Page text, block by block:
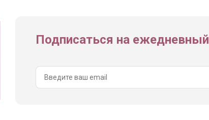
Подписаться на